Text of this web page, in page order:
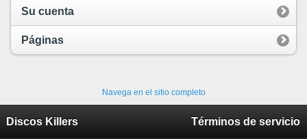
Su cuenta
Páginas
Navega en el sitio completo
Discos Killers Términos de servicio